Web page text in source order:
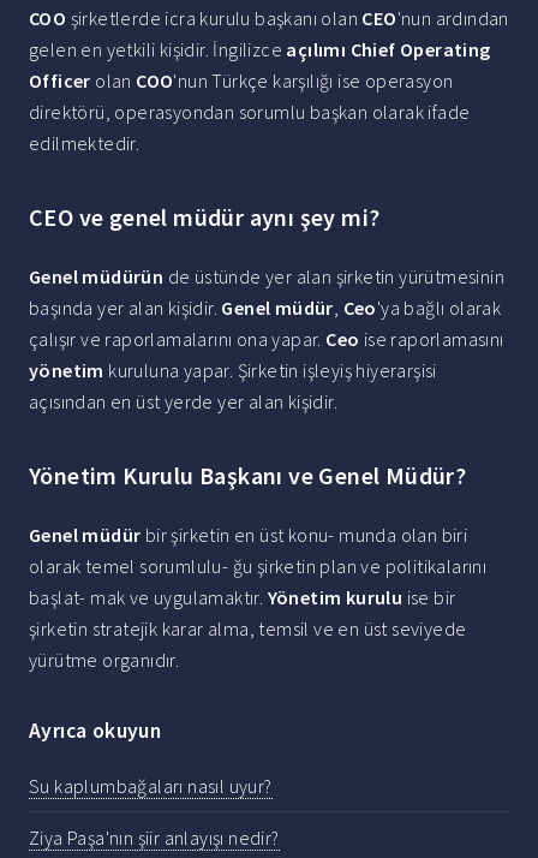
COO şirketlerde icra kurulu başkanı olan CEO'nun ardından
gelen en yetkili kişidir. İngilizce açılımı Chief Operating
Officer olan COO'nun Türkçe karşılığı ise operasyon
direktörü, operasyondan sorumlu başkan olarak ifade
edilmektedir.
CEO ve genel müdür aynı şey mi?
Genel müdürün de üstünde yer alan şirketin yürütmesinin
başında yer alan kişidir. Genel müdür, Ceo'ya bağlı olarak
çalışır ve raporlamalarını ona yapar. Ceo ise raporlamasını
yönetim kuruluna yapar. Şirketin işleyiş hiyerarşisi
açısından en üst yerde yer alan kişidir.
Yönetim Kurulu Başkanı ve Genel Müdür?
Genel müdür bir şirketin en üst konu- munda olan biri
olarak temel sorumlulu- ğu şirketin plan ve politikalarını
başlat- mak ve uygulamaktır. Yönetim kurulu ise bir
şirketin stratejik karar alma, temsil ve en üst seviyede
yürütme organıdır.
Ayrıca okuyun
Su kaplumbağaları nasıl uyur?
Ziya Paşa'nın şiir anlayışı nedir?